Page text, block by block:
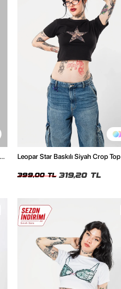
Leopar Star Baskılı Siyah Crop Top
399,00 TL 319,20 TL